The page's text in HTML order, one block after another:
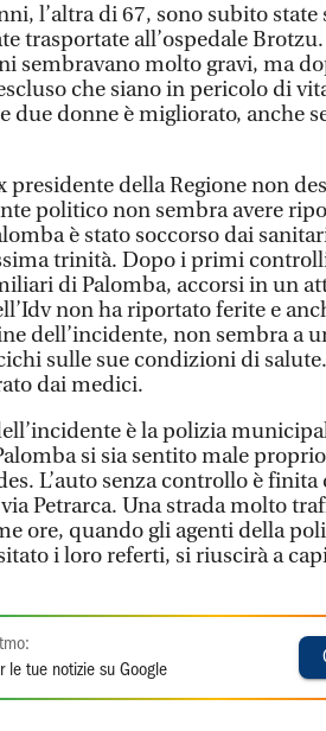
l’altra di 67, sono subito state
trasportate all’ospedale
sembravano molto gravi, ma
che siano in pericolo di
due donne è migliorato, anche
presidente della Regione non
politico non sembra avere
è stato soccorso dai
trinità. Dopo i primi
di Palomba, accorsi in un
non ha riportato ferite e
dell’incidente, non sembra a
sulle sue condizioni di
dai medici.
è la polizia
si sia sentito male
L’auto senza controllo è
Petrarca. Una strada molto
ore, quando gli agenti della
i loro referti, si riuscirà a
le tue notizie su Google